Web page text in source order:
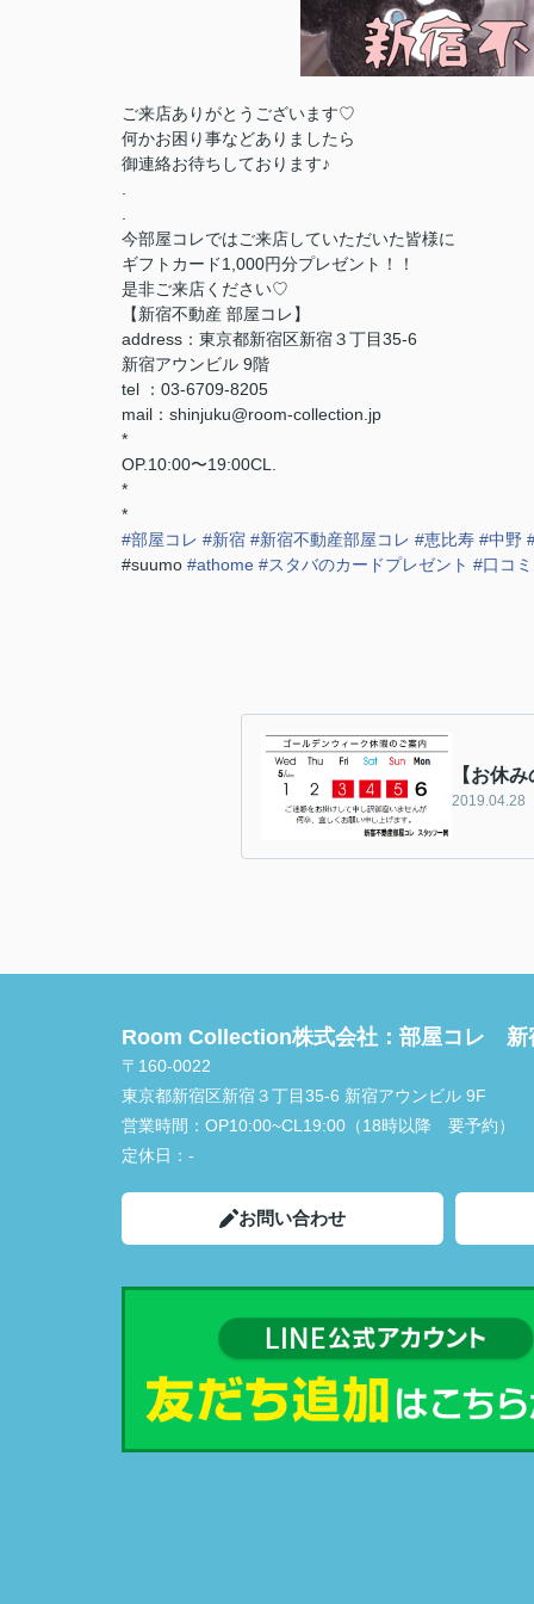
ご来店ありがとうございます♡
何かお困り事などありましたら
御連絡お待ちしております♪
今部屋コレではご来店していただいた皆様に
ギフトカード1,000円分プレゼント！！
是非ご来店ください♡
【新宿不動産 部屋コレ】
address：東京都新宿区新宿３丁目35-6
新宿アウンビル 9階
tel ：03-6709-8205
mail：shinjuku@room-collection.jp
*
OP.10:00〜19:00CL.
*
*
#部屋コレ #新宿 #新宿不動産部屋コレ #恵比寿 #中野
#suumo #athome #スタバのカードプレゼント #口コミ
【お休
2019.04.28
Room Collection株式会社：部屋コレ 新
〒160-0022
東京都新宿区新宿３丁目35-6 新宿アウンビル 9F
営業時間： OP10:00~CL19:00（18時以降 要予約）
定休日： -
お問い合わせ